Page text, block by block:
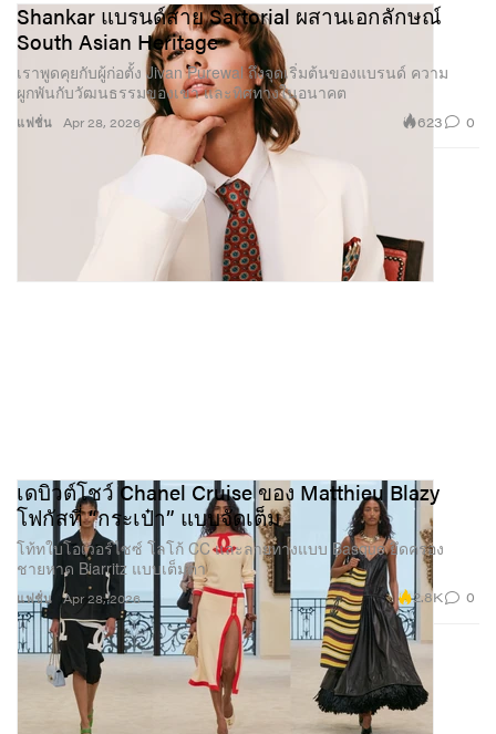
แฟชั่น
Shankar แบรนด์สาย Sartorial ผสานเอกลักษณ์
South Asian Heritage
เราพูดคุยกับผู้ก่อตั้ง Jivan Purewal ถึงจุดเริ่มต้นของแบรนด์ ความ
ผูกพันกับวัฒนธรรมของเขา และทิศทางในอนาคต
Apr 28, 2026 623 0
แฟชั่น
เดบิวต์โชว์ Chanel Cruise ของ Matthieu Blazy
โฟกัสที่ “กระเป๋า” แบบจัดเต็ม
โท้ทใบโอเวอร์ไซซ์ โลโก้ CC และลายทางแบบ Basque ยึดครอง
ชายหาด Biarritz แบบเต็มตา
Apr 28, 2026 2.8K 0